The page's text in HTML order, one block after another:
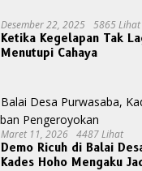
Desember 22, 2025 5865 Lihat
Ketika Kegelapan Tak
Menutupi Cahaya
Maret 11, 2026 4487 Lihat
Demo Ricuh di Balai
Kades Hoho Mengaku